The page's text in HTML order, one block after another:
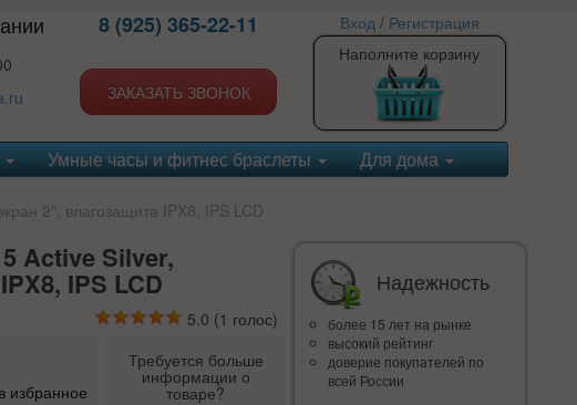
8 (925) 365-22-11
ЗАКАЗАТЬ ЗВОНОК
Вход/ Регистрация
Наполните корзину
Умные часы и фитнес браслеты Для дома
2", влагозащита IPX8, IPS LCD
Active Silver,
IPS LCD
5.0 (1 голос)
в избранное
Требуется больше
информации о
товаре?
Надежность
более 15 лет на рынке
высокий рейтинг
доверие покупателей по
всей России